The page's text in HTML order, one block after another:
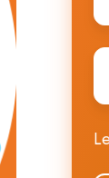
E-